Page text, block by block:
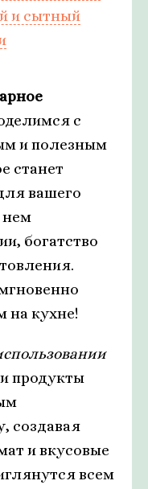
и сытный
с
и полезным
станет
вашего
нем
богатство
на кухне!
продукты
создавая
и вкусовые
всем